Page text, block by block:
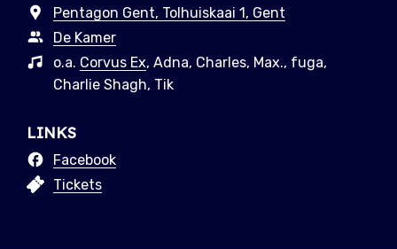
Pentagon Gent, Tolhuiskaai 1, Gent
De Kamer
o.a. Corvus Ex, Adna, Charles, Max., fuga,
Charlie Shagh, Tik
LINKS
Facebook
Tickets